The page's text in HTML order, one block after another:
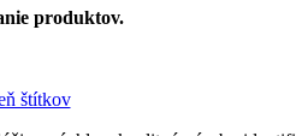
produktov.